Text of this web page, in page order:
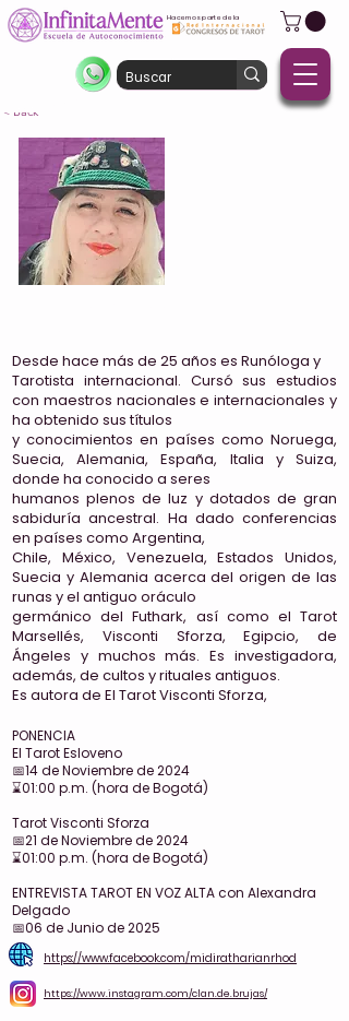
Hacemos parte de la
< Back
Desde hace más de 25 años es Runóloga y
Tarotista internacional. Cursó sus estudios
con maestros nacionales e internacionales y
ha obtenido sus títulos
y conocimientos en países como Noruega,
Suecia, Alemania, España, Italia y Suiza,
donde ha conocido a seres
humanos plenos de luz y dotados de gran
sabiduría ancestral. Ha dado conferencias
en países como Argentina,
Chile, México, Venezuela, Estados Unidos,
Suecia y Alemania acerca del origen de las
runas y el antiguo oráculo
germánico del Futhark, así como el Tarot
Marsellés, Visconti Sforza, Egipcio, de
Ángeles y muchos más. Es investigadora,
además, de cultos y rituales antiguos.
Es autora de El Tarot Visconti Sforza,
PONENCIA
El Tarot Esloveno
📅14 de Noviembre de 2024
⌛01:00 p.m. (hora de Bogotá)
Tarot Visconti Sforza
📅21 de Noviembre de 2024
⌛01:00 p.m. (hora de Bogotá)
ENTREVISTA TAROT EN VOZ ALTA con Alexandra
Delgado
📅06 de Junio de 2025
https://www.facebook.com/midiratharianrhod
https://www.instagram.com/clan.de.brujas/